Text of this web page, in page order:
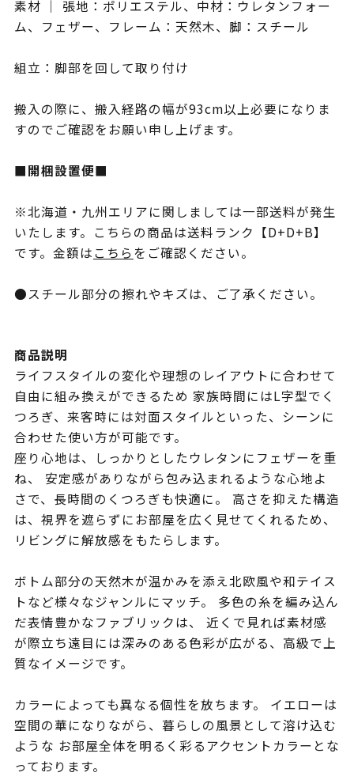
素材 ｜ 張地：ポリエステル、中材：ウレタンフォー
ム、フェザー、フレーム：天然木、脚：スチール
組立：脚部を回して取り付け
搬入の際に、搬入経路の幅が93cm以上必要になりま
すのでご確認をお願い申し上げます。
■開梱設置便■
※北海道・九州エリアに関しましては一部送料が発生
いたします。こちらの商品は送料ランク【D+D+B】
です。金額はこちらをご確認ください。
●スチール部分の擦れやキズは、ご了承ください。
商品説明
ライフスタイルの変化や理想のレイアウトに合わせて
自由に組み換えができるため 家族時間にはL字型でく
つろぎ、来客時には対面スタイルといった、シーンに
合わせた使い方が可能です。
座り心地は、しっかりとしたウレタンにフェザーを重
ね、 安定感がありながら包み込まれるような心地よ
さで、長時間のくつろぎも快適に。 高さを抑えた構造
は、視界を遮らずにお部屋を広く見せてくれるため、
リビングに解放感をもたらします。
ボトム部分の天然木が温かみを添え北欧風や和テイス
トなど様々なジャンルにマッチ。 多色の糸を編み込ん
だ表情豊かなファブリックは、 近くで見れば素材感
が際立ち遠目には深みのある色彩が広がる、高級で上
質なイメージです。
カラーによっても異なる個性を放ちます。 イエローは
空間の華になりながら、暮らしの風景として溶け込む
ような お部屋全体を明るく彩るアクセントカラーとな
っております。